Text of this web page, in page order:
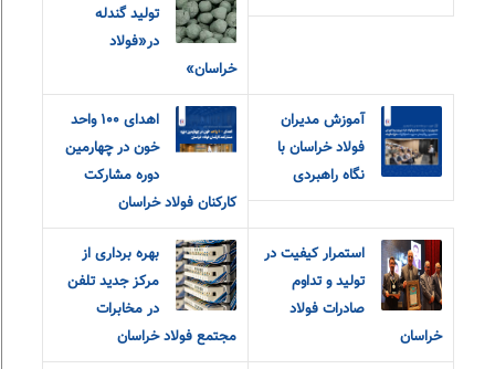
تولید گندله
در«فولاد
خراسان»
آموزش مدیران
فولاد خراسان با
نگاه راهبردی
اهدای ۱۰۰ واحد
خون در چهارمین
دوره مشارکت
کارکنان فولاد خراسان
استمرار کیفیت در
تولید و تداوم
صادرات فولاد
خراسان
بهره برداری از
مرکز جدید تلفن
در مخابرات
مجتمع فولاد خراسان